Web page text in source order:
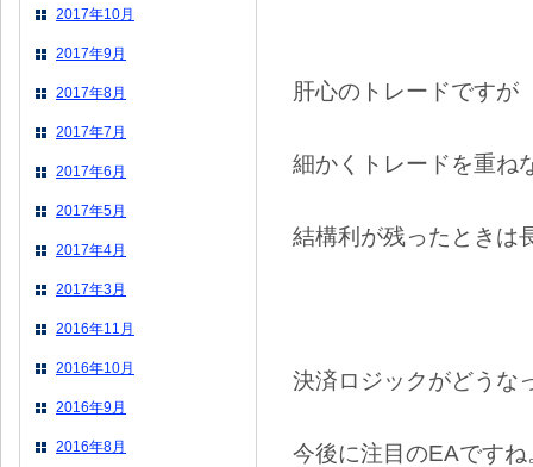
肝心のトレードですが
細かくトレードを重ね
結構利が残ったときは
決済ロジックがどうな
今後に注目のEAですね
2017年10月
2017年9月
2017年8月
2017年7月
2017年6月
2017年5月
2017年4月
2017年3月
2016年11月
2016年10月
2016年9月
2016年8月